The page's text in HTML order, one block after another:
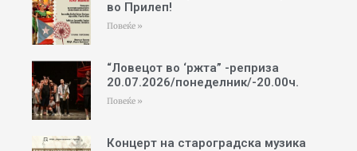
во Прилеп!
Повеќе »
“Ловецот во ‘ржта” -реприза
20.07.2026/понеделник/-20.00ч.
Повеќе »
Концерт на староградска музика